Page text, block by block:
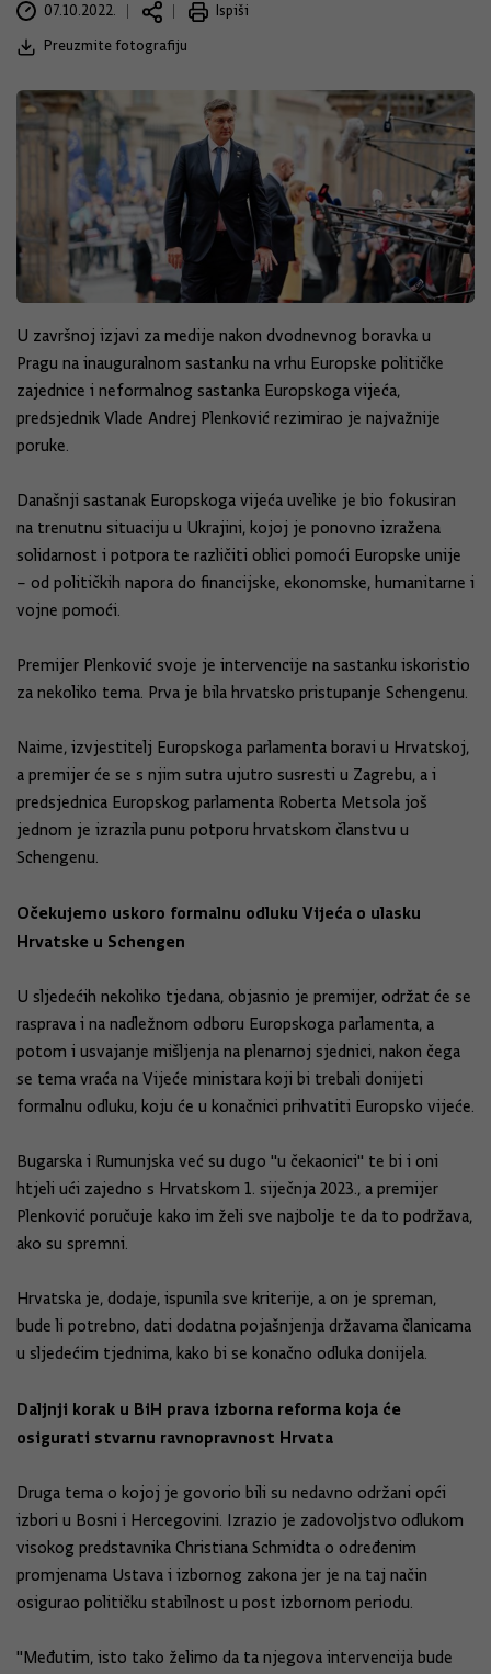
07.10.2022.
Ispiši
Preuzmite fotografiju
U završnoj izjavi za medije nakon dvodnevnog boravka u
Pragu na inauguralnom sastanku na vrhu Europske političke
zajednice i neformalnog sastanka Europskoga vijeća,
predsjednik Vlade Andrej Plenković rezimirao je najvažnije
poruke.
Današnji sastanak Europskoga vijeća uvelike je bio fokusiran
na trenutnu situaciju u Ukrajini, kojoj je ponovno izražena
solidarnost i potpora te različiti oblici pomoći Europske unije
– od političkih napora do financijske, ekonomske, humanitarne i
vojne pomoći.
Premijer Plenković svoje je intervencije na sastanku iskoristio
za nekoliko tema. Prva je bila hrvatsko pristupanje Schengenu.
Naime, izvjestitelj Europskoga parlamenta boravi u Hrvatskoj,
a premijer će se s njim sutra ujutro susresti u Zagrebu, a i
predsjednica Europskog parlamenta Roberta Metsola još
jednom je izrazila punu potporu hrvatskom članstvu u
Schengenu.
Očekujemo uskoro formalnu odluku Vijeća o ulasku
Hrvatske u Schengen
U sljedećih nekoliko tjedana, objasnio je premijer, održat će se
rasprava i na nadležnom odboru Europskoga parlamenta, a
potom i usvajanje mišljenja na plenarnoj sjednici, nakon čega
se tema vraća na Vijeće ministara koji bi trebali donijeti
formalnu odluku, koju će u konačnici prihvatiti Europsko vijeće.
Bugarska i Rumunjska već su dugo "u čekaonici" te bi i oni
htjeli ući zajedno s Hrvatskom 1. siječnja 2023., a premijer
Plenković poručuje kako im želi sve najbolje te da to podržava,
ako su spremni.
Hrvatska je, dodaje, ispunila sve kriterije, a on je spreman,
bude li potrebno, dati dodatna pojašnjenja državama članicama
u sljedećim tjednima, kako bi se konačno odluka donijela.
Daljnji korak u BiH prava izborna reforma koja će
osigurati stvarnu ravnopravnost Hrvata
Druga tema o kojoj je govorio bili su nedavno održani opći
izbori u Bosni i Hercegovini. Izrazio je zadovoljstvo odlukom
visokog predstavnika Christiana Schmidta o određenim
promjenama Ustava i izbornog zakona jer je na taj način
osigurao političku stabilnost u post izbornom periodu.
"Međutim, isto tako želimo da ta njegova intervencija bude